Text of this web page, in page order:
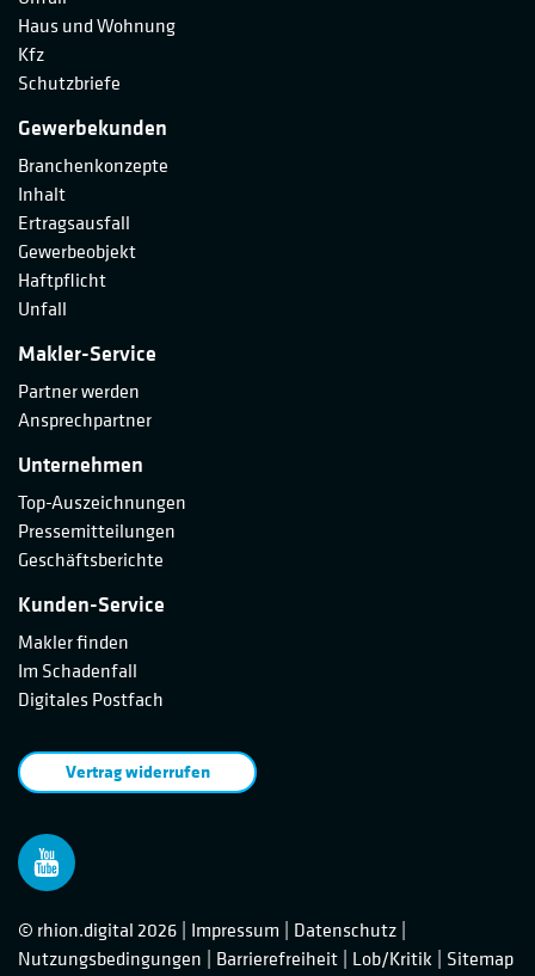
Haus und Wohnung
Kfz
Schutzbriefe
Gewerbekunden
Branchenkonzepte
Inhalt
Ertragsausfall
Gewerbeobjekt
Haftpflicht
Unfall
Makler-Service
Partner werden
Ansprechpartner
Unternehmen
Top-Auszeichnungen
Pressemitteilungen
Geschäftsberichte
Kunden-Service
Makler finden
Im Schadenfall
Digitales Postfach
Vertrag widerrufen
© rhion.digital 2026 Impressum
Datenschutz
Nutzungsbedingungen
Barrierefreiheit Lob/Kritik Sitemap
Rhion
Youtube